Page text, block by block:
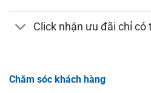
Click nhận ưu đãi chỉ có
Chăm sóc khách hàng